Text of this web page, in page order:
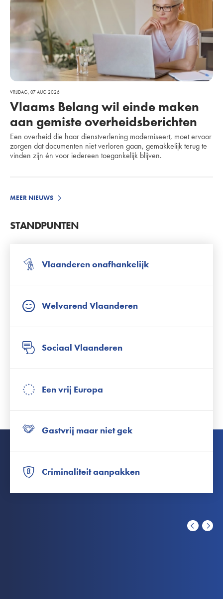
VRIJDAG, 07 AUG 2026
Vlaams Belang wil einde maken
aan gemiste overheidsberichten
Een overheid die haar dienstverlening moderniseert, moet ervoor
zorgen dat documenten niet verloren gaan, gemakkelijk terug te
vinden zijn én voor iedereen toegankelijk blijven.
MEER NIEUWS
STANDPUNTEN
Vlaanderen onafhankelijk
Welvarend Vlaanderen
Sociaal Vlaanderen
Een vrij Europa
Gastvrij maar niet gek
Criminaliteit aanpakken
Previous
Next